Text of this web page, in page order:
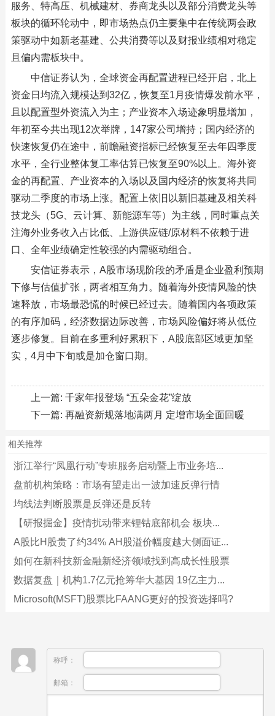
服务、特高压、机械建材、券商龙头以及部分消费龙头等
板块的循环轮动中，即市场热点仍主要集中在传统两会政
策驱动中如新老基建、公共消费等以及财报业绩相对稳定
且偏内需板块中。
中信证券认为，全球资金再配置进程已经开启，北上
资金日均流入规模达到32亿，恢复至1月疫情爆发前水平，
且以配置型外资流入为主；产业资本入场迹象明显增加，
年初至今共出现12次举牌，147家公司增持；国内经济的
快速恢复仍在途中，前瞻融资指标已经恢复至去年四季度
水平，全行业整体复工率估算已恢复至90%以上。海外资
金的再配置、产业资本的入场以及国内经济的恢复将共同
驱动二季度的市场上涨。配置上依旧以新旧基建及相关科
技龙头（5G、云计算、新能源车等）为主线，同时重点关
注海外业务收入占比低、上游供应链/原材料不依赖于进
口、全年业绩确定性较强的内需驱动组合。
安信证券表示，A股市场现阶段的矛盾是企业盈利预期
下修与估值扩张，两者相互角力。随着海外疫情风险的快
速释放，市场最恐慌的时候已经过去。随着国内各项政策
的有序加码，经济数据边际改善，市场风险偏好将从低位
逐步修复。目前在多重利好累积下，A股底部区域更加坚
实，4月中下旬或是加仓窗口期。
上一篇: 千家年报登场 “五朵金花”绽放
下一篇: 再融资新规落地满两月 定增市场全面回暖
相关推荐
浙江举行“凤凰行动”专班服务启动暨上市业务培...
盘前机构策略：市场有望走出一波加速反弹行情
均线法判断股票是反弹还是反转
【研报掘金】疫情扰动带来锂钴底部机会 板块...
A股比H股贵了约34% AH股溢价幅度越大侧面证...
如何在新科技新金融新经济领域找到高成长性股票
数据复盘｜机构1.7亿元抢筹华大基因 19亿主力...
Microsoft(MSFT)股票比FAANG更好的投资选择吗?
称呼：
邮箱：